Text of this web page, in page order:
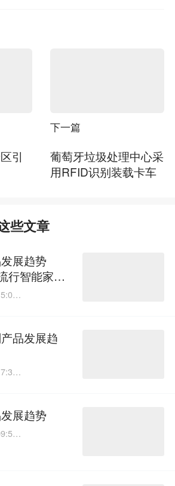
引
下一篇
葡萄牙垃圾处理中心采
用RFID识别装载卡车
些文章
展趋势
智能家居
品发展趋
展趋势